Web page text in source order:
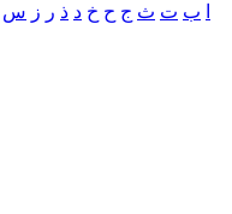
ب ت ث ج ح خ د ذ ر ز س